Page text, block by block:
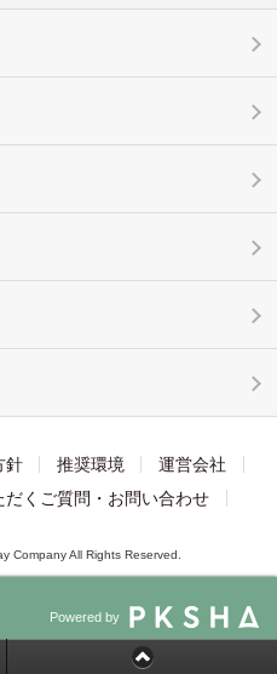
針 推奨環境
運営会社
だくご質問・お問い合わせ
Company All Rights Reserved.
Powered by